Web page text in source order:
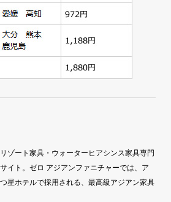
ゾート家具・ウォーターヒアシンス家具専門
イト。ゼロ アジアンファニチャーでは、ア
星ホテルで採用される、最高級アジアン家具